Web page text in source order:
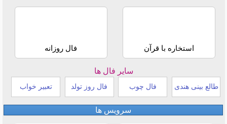
استخاره با قرآن فال روزانه
سایر فال ها
طالع بینی هندی فال چوب فال روز تولد تعبیر خواب
سرویس ها